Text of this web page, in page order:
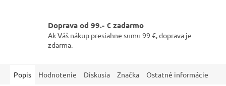
Doprava od 99.- € zadarmo
Ak Váš nákup presiahne sumu 99 €, doprava je
zdarma.
Popis Hodnotenie Diskusia Značka Ostatné informácie